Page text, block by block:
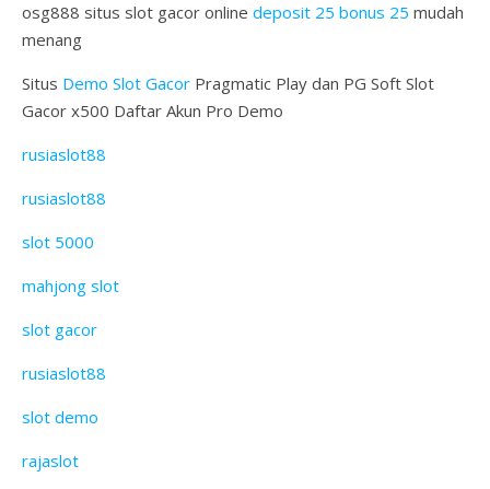
osg888 situs slot gacor online deposit 25 bonus 25 mudah
menang
Situs Demo Slot Gacor Pragmatic Play dan PG Soft Slot
Gacor x500 Daftar Akun Pro Demo
rusiaslot88
rusiaslot88
slot 5000
mahjong slot
slot gacor
rusiaslot88
slot demo
rajaslot